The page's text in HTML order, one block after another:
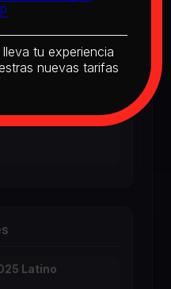
(1997) BD25
Latino
tu experiencia
nuevas tarifas